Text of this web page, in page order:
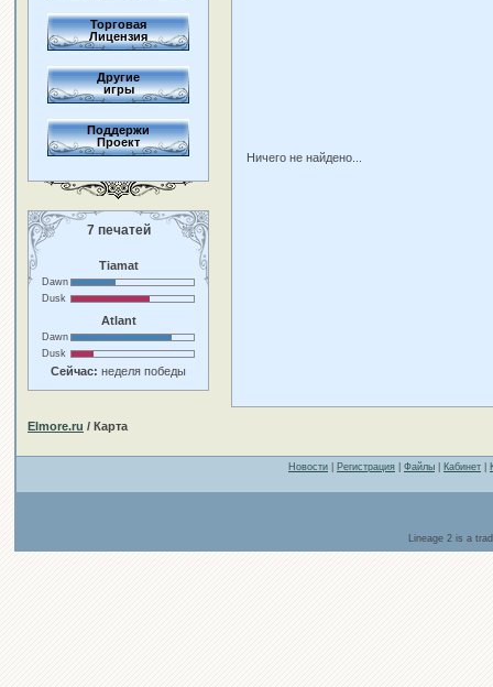
Торговая
Лицензия
Другие
игры
Поддержи
Проект
7 печатей
Tiamat
Dawn
Dusk
Atlant
Dawn
Dusk
Сейчас: неделя победы
Ничего не найдено...
Elmore.ru / Карта
Новости Регистрация Файлы Кабинет
Lineage 2 is a